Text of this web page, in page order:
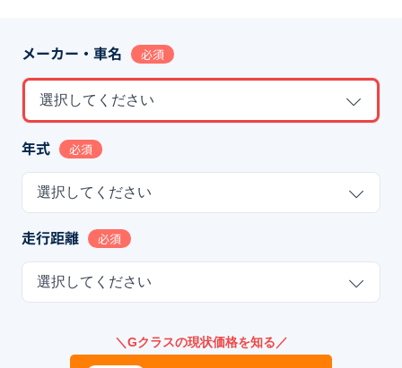
メーカー・車名 必須
選択してください
年式 必須
選択してください
走行距離 必須
選択してください
＼Gクラスの現状価格を知る／